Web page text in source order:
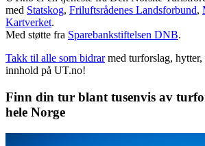
med Statskog, Friluftsrådenes Landsforbund,
Kartverket.
Med støtte fra Sparebankstiftelsen DNB.
Takk til alle som bidrar med turforslag, hytter,
innhold på UT.no!
Finn din tur blant tusenvis av
hele Norge